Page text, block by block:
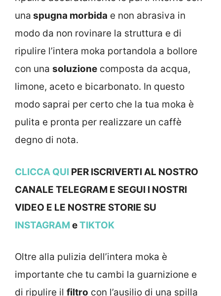
una spugna morbida e non abrasiva in
modo da non rovinare la struttura e di
ripulire l’intera moka portandola a bollore
con una soluzione composta da acqua,
limone, aceto e bicarbonato. In questo
modo saprai per certo che la tua moka è
pulita e pronta per realizzare un caffè
degno di nota.
CLICCA QUI PER ISCRIVERTI AL NOSTRO
CANALE TELEGRAM E SEGUI I NOSTRI
VIDEO E LE NOSTRE STORIE SU
INSTAGRAMeTIKTOK
Oltre alla pulizia dell’intera moka è
importante che tu cambi la guarnizione e
di ripulire il filtro con l’ausilio di una spilla